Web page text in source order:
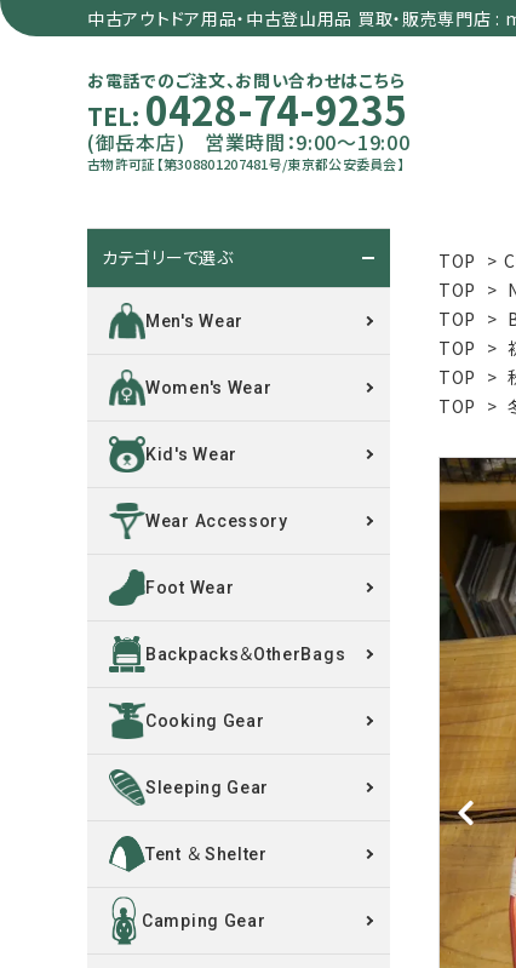
中古アウトドア用品・中古登山用品 買取・販売専門店
お電話でのご注文、お問い合わせはこちら
TEL: 0428-74-9235
(御岳本店) 営業時間：9:00～19:00
古物許可証【第308801207481号/東京都公安委員会】
レンタル・修理
INFORMATION
ACCOUNT MENU
ようこそ ゲスト 様
TOP >
TOP >
TOP >
TOP >
TOP >
TOP >
カテゴリーで選ぶ
Men's Wear
Women's Wear
Kid's Wear
Wear Accessory
Foot Wear
Backpacks＆OtherBags
Cooking Gear
Sleeping Gear
Tent ＆ Shelter
Camping Gear